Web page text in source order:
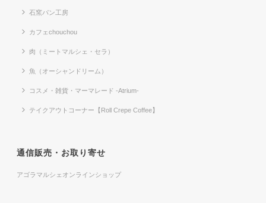
石窯パン工房
カフェchouchou
肉（ミートマルシェ・セラ）
魚（オーシャンドリーム）
コスメ・雑貨・マーマレード -Atrium-
テイクアウトコーナー【Roll Crepe Coffee】
通信販売・お取り寄せ
アゴラマルシェオンラインショップ